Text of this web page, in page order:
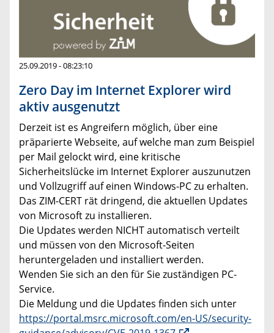
25.09.2019 - 08:23:10
Zero Day im Internet Explorer wird
aktiv ausgenutzt
Derzeit ist es Angreifern möglich, über eine
präparierte Webseite, auf welche man zum Beispiel
per Mail gelockt wird, eine kritische
Sicherheitslücke im Internet Explorer auszunutzen
und Vollzugriff auf einen Windows-PC zu erhalten.
Das ZIM-CERT rät dringend, die aktuellen Updates
von Microsoft zu installieren.
Die Updates werden NICHT automatisch verteilt
und müssen von den Microsoft-Seiten
heruntergeladen und installiert werden.
Wenden Sie sich an den für Sie zuständigen PC-
Service.
Die Meldung und die Updates finden sich unter
https://portal.msrc.microsoft.com/en-US/security-